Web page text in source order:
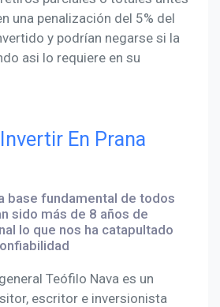
una penalización del 5% del
y podrían negarse si la
asi lo requiere en su
En Prana
base fundamental de todos
sido más de 8 años de
lo que nos ha catapultado
Teófilo Nava es un
escritor e inversionista